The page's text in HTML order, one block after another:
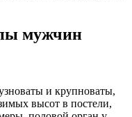
мужчин
и крупноваты,
высот в постели,